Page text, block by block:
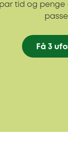
tid og
Få 3